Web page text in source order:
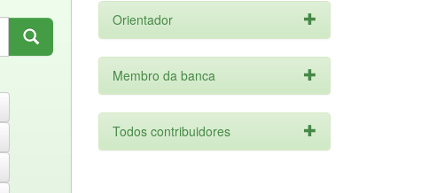
Orientador
Membro da banca
Todos contribuidores